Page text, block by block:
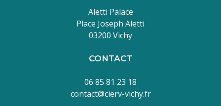
Aletti Palace
Place Joseph Aletti
03200 Vichy
CONTACT
06 85 81 23 18
contact@cierv-vichy.fr